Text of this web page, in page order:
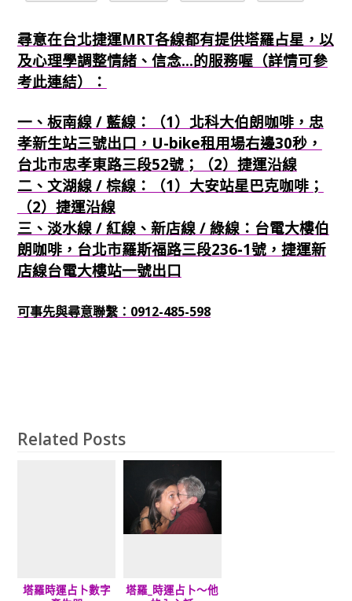
尋意在台北捷運MRT各線都有提供塔羅占星，以
及心理學調整情緒、信念...的服務喔（詳情可參
考此連結）：
一、板南線 / 藍線：（1）北科大伯朗咖啡，忠
孝新生站三號出口，U-bike租用場右邊30秒，
台北市忠孝東路三段52號；（2）捷運沿線
二、文湖線 / 棕線：（1）大安站星巴克咖啡；
（2）捷運沿線
三、淡水線 / 紅線、新店線 / 綠線：台電大樓伯
朗咖啡，台北市羅斯福路三段236-1號，捷運新
店線台電大樓站一號出口
可事先與尋意聯繫：0912-485-598
Related Posts
塔羅時運占卜數字
塔羅_時運占卜～他